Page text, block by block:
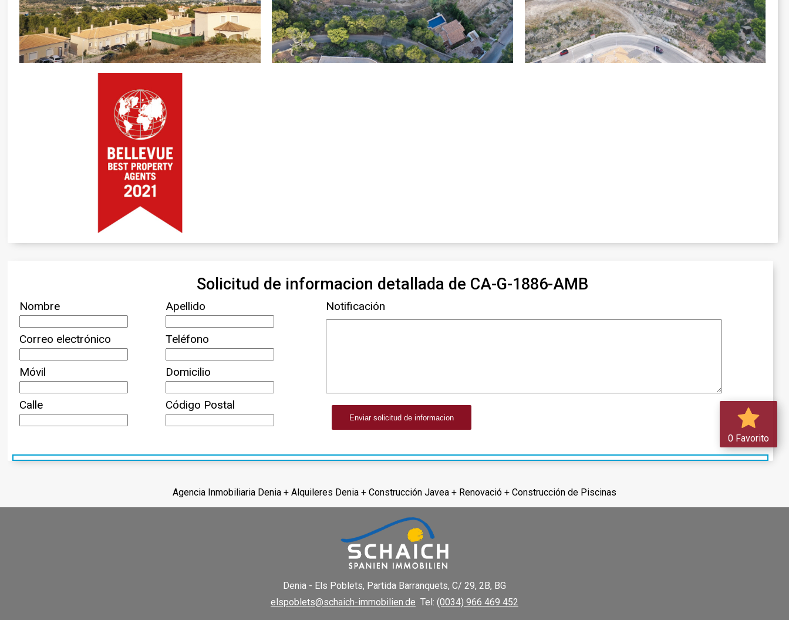
Solicitud de informacion detallada de CA-G-1886-AMB
Nombre Apellido
Correo electrónico Teléfono
Móvil Domicilio
Calle Código Postal
Notificación
Enviar solicitud de informacion
Agencia Inmobiliaria Denia + Alquileres Denia + Construcción Javea + Renovació + Construcción de Piscinas
0 Favorito
Denia - Els Poblets, Partida Barranquets, C/ 29, 2B, BG
elspoblets@schaich-immobilien.de Tel: (0034) 966 469 452